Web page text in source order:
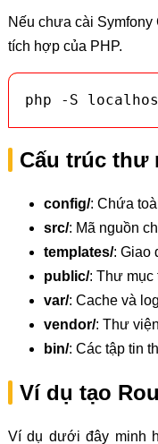
Nếu chưa cài Symfony
tích hợp của PHP.
php -S
Cấu trúc thư
config/: Chứa
src/: Mã nguồn
templates/: Giao
public/: Thư mục
var/: Cache và
vendor/: Thư
bin/: Các tập tin
Ví dụ tạo
Ví dụ dưới đây minh